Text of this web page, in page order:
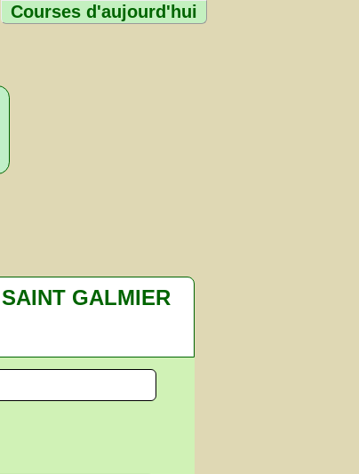
Courses d'aujourd'hui
SAINT GALMIER